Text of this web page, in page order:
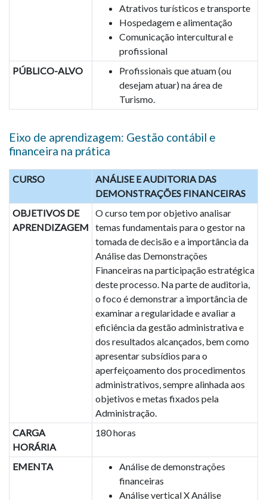
Atrativos turísticos e transporte
Hospedagem e alimentação
Comunicação intercultural e
profissional
PÚBLICO-ALVO
Profissionais que atuam (ou
desejam atuar) na área de
Turismo.
Eixo de aprendizagem: Gestão contábil e
financeira na prática
CURSO
ANÁLISE E AUDITORIA DAS
DEMONSTRAÇÕES FINANCEIRAS
OBJETIVOS DE
APRENDIZAGEM
O curso tem por objetivo analisar
temas fundamentais para o gestor na
tomada de decisão e a importância da
Análise das Demonstrações
Financeiras na participação estratégica
deste processo. Na parte de auditoria,
o foco é demonstrar a importância de
examinar a regularidade e avaliar a
eficiência da gestão administrativa e
dos resultados alcançados, bem como
apresentar subsídios para o
aperfeiçoamento dos procedimentos
administrativos, sempre alinhada aos
objetivos e metas fixados pela
Administração.
CARGA
HORÁRIA
180 horas
EMENTA
Análise de demonstrações
financeiras
Análise vertical X Análise